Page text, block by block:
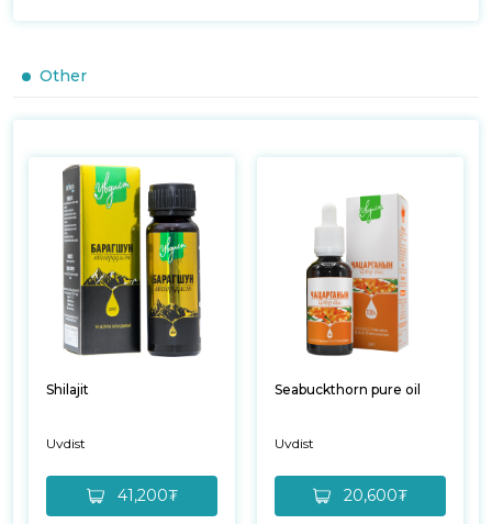
Other
Shilajit
Uvdist
41,200₮
Seabuckthorn pure oil
Uvdist
20,600₮